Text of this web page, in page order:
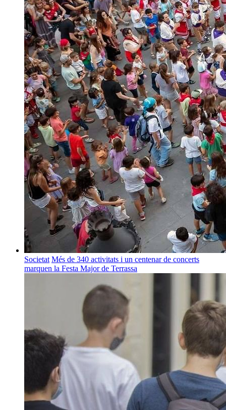
Societat Més de 340 activitats i un centenar de concerts
marquen la Festa Major de Terrassa